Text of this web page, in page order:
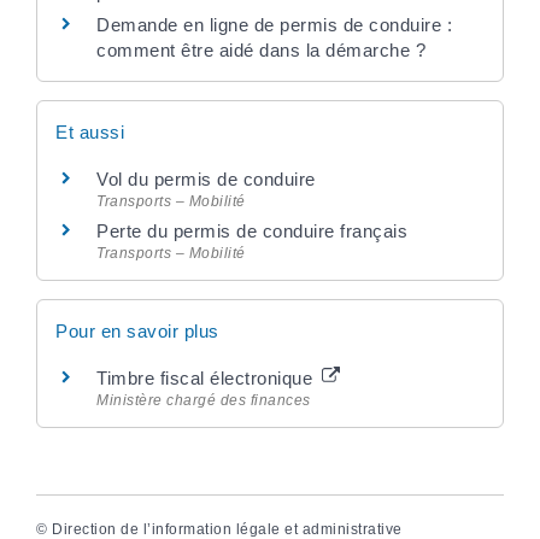
Demande en ligne de permis de conduire :
comment être aidé dans la démarche ?
Et aussi
Vol du permis de conduire
Transports – Mobilité
Perte du permis de conduire français
Transports – Mobilité
Pour en savoir plus
Timbre fiscal électronique
Ministère chargé des finances
© Direction de l’information légale et administrative